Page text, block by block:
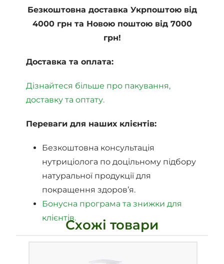
Безкоштовна доставка Укрпоштою від
4000 грн та Новою поштою від 7000
грн!
Доставка та оплата:
Дізнайтеся більше про пакування,
доставку та оптату.
Переваги для наших клієнтів:
Безкоштовна консультація
нутриціолога по доцільному підбору
натуральної продукції для
покращення здоров’я.
Бонусна програма та знижки для
клієнтів.Схожі товари